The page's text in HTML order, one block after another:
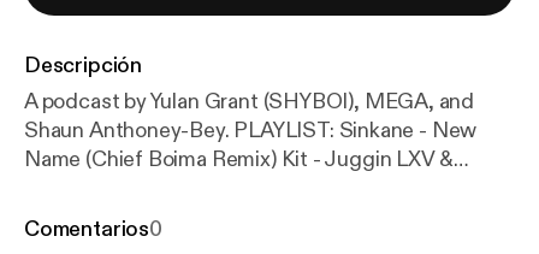
Descripción
A podcast by Yulan Grant (SHYBOI), MEGA, and
Shaun Anthoney-Bey. PLAYLIST: Sinkane - New
Name (Chief Boima Remix) Kit - Juggin LXV &
Rest of Her Was Smoke Pau Pa - fCK
Comentarios0